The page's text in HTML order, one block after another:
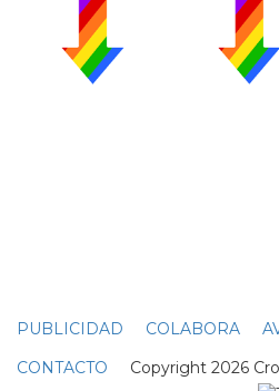
PUBLICIDAD COLABORA
CONTACTO Copyright 2026